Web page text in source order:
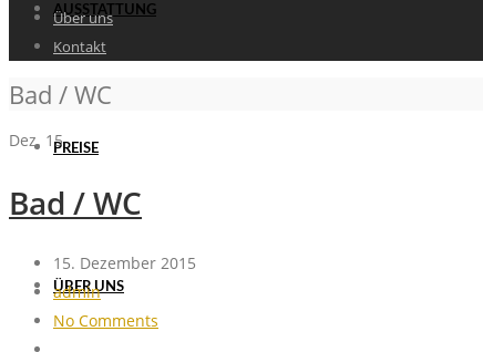
AUSSTATTUNG
PREISE
ÜBER UNS
Über uns
Kontakt
Bad / WC
Dez. 15
Bad / WC
15. Dezember 2015
admin
No Comments